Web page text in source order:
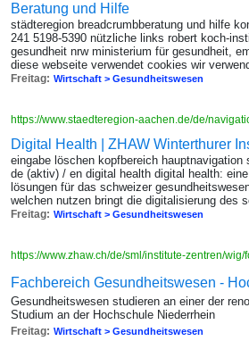
Beratung und Hilfe
städteregion breadcrumbberatung und hilfe
241 5198-5390 nützliche links robert koch-
gesundheit nrw ministerium für gesundheit,
diese webseite verwendet cookies wir
Freitag: Wirtschaft > Gesundheitswesen
https://www.staedteregion-aachen.de/de/
Digital Health | ZHAW Winterthurer
eingabe löschen kopfbereich
de (aktiv) / en digital health digital health:
lösungen für das schweizer
welchen nutzen bringt die digitalisierung des
Freitag: Wirtschaft > Gesundheitswesen
https://www.zhaw.ch/de/sml/institute-zentren/
Fachbereich Gesundheitswesen -
Gesundheitswesen studieren an einer der
Studium an der Hochschule Niederrhein
Freitag: Wirtschaft > Gesundheitswesen